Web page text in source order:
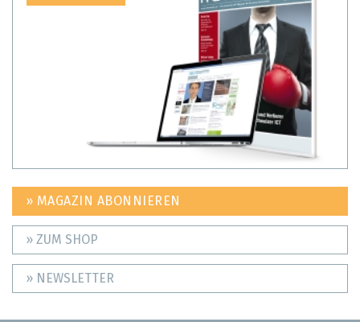
» MAGAZIN ABONNIEREN
» ZUM SHOP
» NEWSLETTER